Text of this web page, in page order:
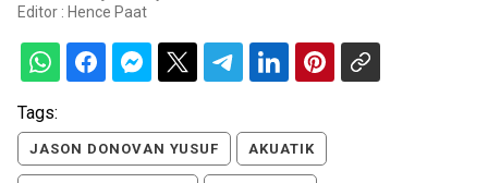
Editor : Hence Paat
Tags:
JASON DONOVAN YUSUF AKUATIK